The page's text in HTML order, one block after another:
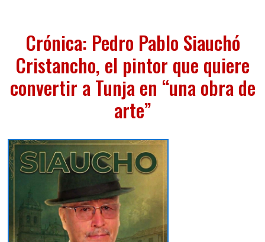
Crónica: Pedro Pablo Siauchó
Cristancho, el pintor que quiere
convertir a Tunja en “una obra de
arte”